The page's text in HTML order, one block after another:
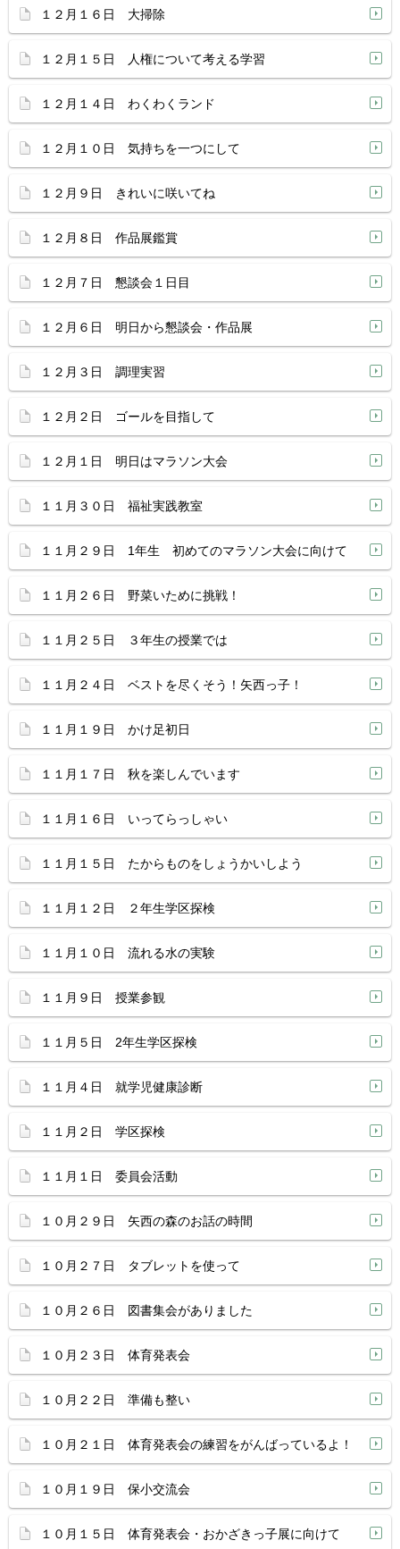
１２月１６日 大掃除
１２月１５日 人権について考える学習
１２月１４日 わくわくランド
１２月１０日 気持ちを一つにして
１２月９日 きれいに咲いてね
１２月８日 作品展鑑賞
１２月７日 懇談会１日目
１２月６日 明日から懇談会・作品展
１２月３日 調理実習
１２月２日 ゴールを目指して
１２月１日 明日はマラソン大会
１１月３０日 福祉実践教室
１１月２９日 1年生 初めてのマラソン大会に向けて
１１月２６日 野菜いために挑戦！
１１月２５日 ３年生の授業では
１１月２４日 ベストを尽くそう！矢西っ子！
１１月１９日 かけ足初日
１１月１７日 秋を楽しんでいます
１１月１６日 いってらっしゃい
１１月１５日 たからものをしょうかいしよう
１１月１２日 ２年生学区探検
１１月１０日 流れる水の実験
１１月９日 授業参観
１１月５日 2年生学区探検
１１月４日 就学児健康診断
１１月２日 学区探検
１１月１日 委員会活動
１０月２９日 矢西の森のお話の時間
１０月２７日 タブレットを使って
１０月２６日 図書集会がありました
１０月２３日 体育発表会
１０月２２日 準備も整い
１０月２１日 体育発表会の練習をがんばっているよ！
１０月１９日 保小交流会
１０月１５日 体育発表会・おかざきっ子展に向けて